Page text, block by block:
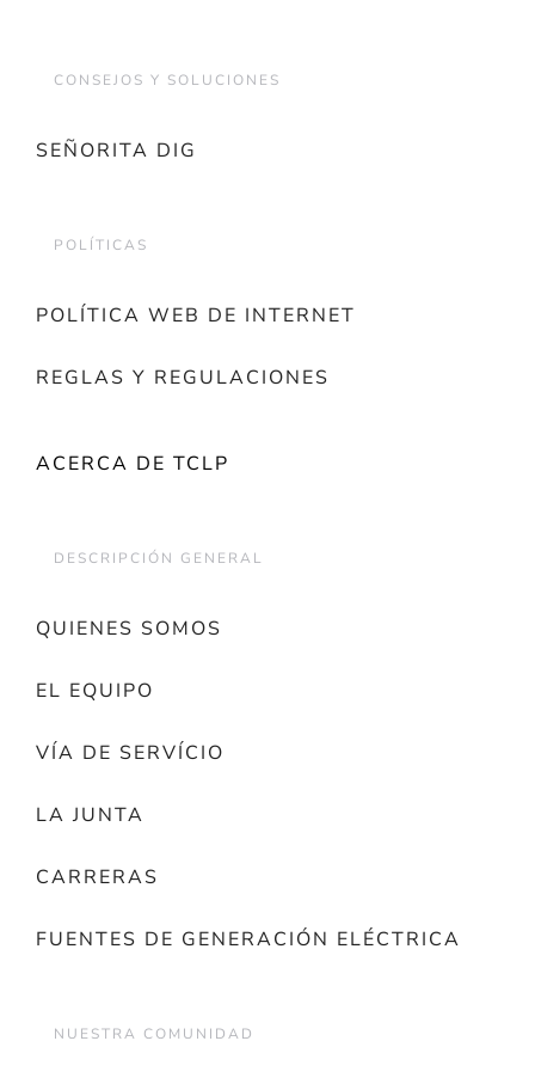
CONSEJOS Y SOLUCIONES
SEÑORITA DIG
POLÍTICAS
POLÍTICA WEB DE INTERNET
REGLAS Y REGULACIONES
ACERCA DE TCLP
DESCRIPCIÓN GENERAL
QUIENES SOMOS
EL EQUIPO
VÍA DE SERVÍCIO
LA JUNTA
CARRERAS
FUENTES DE GENERACIÓN ELÉCTRICA
NUESTRA COMUNIDAD